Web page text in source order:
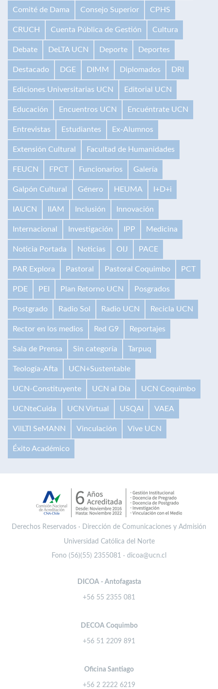
Comité de Dama Consejo Superior CPHS
CRUCH Cuenta Pública de Gestión Cultura
Debate DeLTA UCN Deporte Deportes
Destacado DGE DIMM Diplomados DRI
Ediciones Universitarias UCN Editorial UCN
Educación Encuentros UCN Encuéntrate UCN
Entrevistas Estudiantes Ex-Alumnos
Extensión Cultural Facultad de Humanidades
FEUCN FPCT Funcionarios Galería
Galpón Cultural Género HEUMA I+D+i
IAUCN IIAM Inclusión Innovación
Internacional Investigación IPP Medicina
Noticia Portada Noticias OIJ PACE
PAR Explora Pastoral Pastoral Coquimbo PCT
PDE PEI Plan Retorno UCN Posgrados
Postgrado Radio Sol Radio UCN Recicla UCN
Rector en los medios Red G9 Reportajes
Sala de Prensa Sin categoría Tarpuq
Teología-Afta UCN+Sustentable
UCN-Constituyente UCN al Día UCN Coquimbo
UCNteCuida UCN Virtual USQAI VAEA
VilLTI SeMANN Vinculación Vive UCN
Éxito Académico
Derechos Reservados · Dirección de Comunicaciones y Admisión
Universidad Católica del Norte
Fono (56)(55) 2355081 · dicoa@ucn.cl
DICOA - Antofagasta
+56 55 2355 081
DECOA Coquimbo
+56 51 2209 891
Oficina Santiago
+56 2 2222 6219